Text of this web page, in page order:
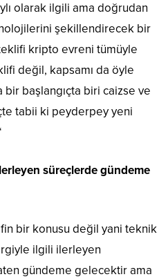
olarak ilgili ama doğrudan
şekillendirecek bir
kripto evreni tümüyle
değil, kapsamı da öyle
başlangıçta biri caizse ve
tabii ki peyderpey yeni
süreçlerde gündeme
bir konusu değil yani teknik
ilgili ilerleyen
gündeme gelecektir ama